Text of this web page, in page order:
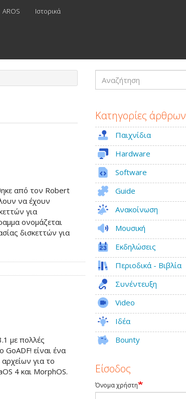
AROS Ιστορικά
από τον Robert
να έχουν
για
ονομάζεται
δισκεττών για
με πολλές
GoADF! είναι ένα
για το
4 και MorphOS.
Αναζήτηση
Κατηγορίες άρθρων
Παιχνίδια
Hardware
Software
Guide
Ανακοίνωση
Μουσική
Εκδηλώσεις
Περιοδικά - Βιβλία
Συνέντευξη
Video
Ιδέα
Bounty
Είσοδος
Όνομα χρήστη